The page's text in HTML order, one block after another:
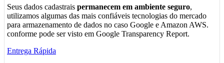
Seus dados cadastrais permanecem em ambiente seguro,
utilizamos algumas das mais confiáveis tecnologias do mercado
para armazenamento de dados no caso Google e Amazon AWS.
conforme pode ser visto em Google Transparency Report.
Entrega Rápida